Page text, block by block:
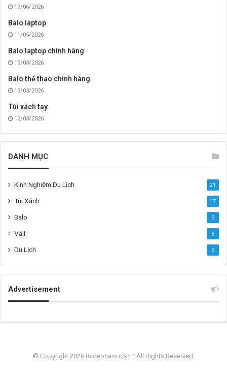
17/06/2026
Balo laptop
11/05/2026
Balo laptop chính hãng
19/03/2026
Balo thể thao chính hãng
13/03/2026
Túi xách tay
12/03/2026
DANH MỤC
Kinh Nghiệm Du Lịch 21
Túi Xách 17
Balo 9
Vali 8
Du Lịch 5
Advertisement
© Copyright 2026 tuideonam.com | All Rights Reserved.